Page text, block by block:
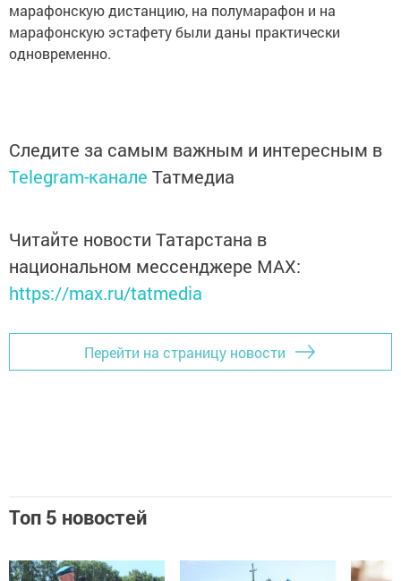
марафонскую дистанцию, на полумарафон и на
марафонскую эстафету были даны практически
одновременно.
Следите за самым важным и интересным в
Telegram-канале Татмедиа
Читайте новости Татарстана в
национальном мессенджере MАХ:
https://max.ru/tatmedia
Перейти на страницу новости
Топ 5 новостей